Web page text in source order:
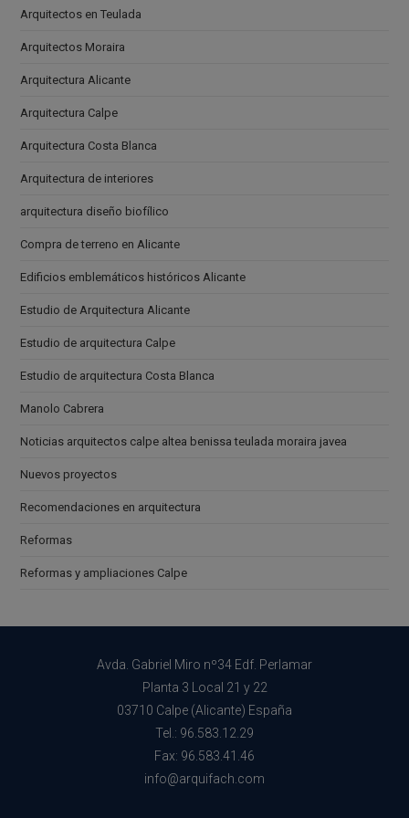
Arquitectos en Teulada
Arquitectos Moraira
Arquitectura Alicante
Arquitectura Calpe
Arquitectura Costa Blanca
Arquitectura de interiores
arquitectura diseño biofílico
Compra de terreno en Alicante
Edificios emblemáticos históricos Alicante
Estudio de Arquitectura Alicante
Estudio de arquitectura Calpe
Estudio de arquitectura Costa Blanca
Manolo Cabrera
Noticias arquitectos calpe altea benissa teulada moraira javea
Nuevos proyectos
Recomendaciones en arquitectura
Reformas
Reformas y ampliaciones Calpe
Avda. Gabriel Miro nº34 Edf. Perlamar
Planta 3 Local 21 y 22
03710 Calpe (Alicante) España
Tel.: 96.583.12.29
Fax: 96.583.41.46
info@arquifach.com